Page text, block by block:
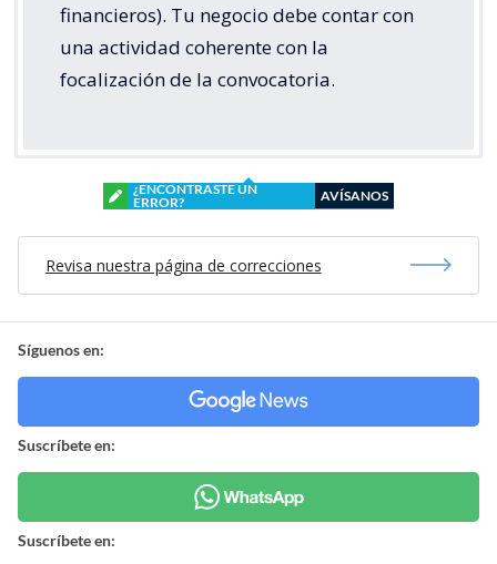
financieros). Tu negocio debe contar con
una actividad coherente con la
focalización de la convocatoria.
¿ENCONTRASTE UN
ERROR?
AVÍSANOS
Revisa nuestra página de correcciones
Síguenos en:
Suscríbete en:
Suscríbete en: